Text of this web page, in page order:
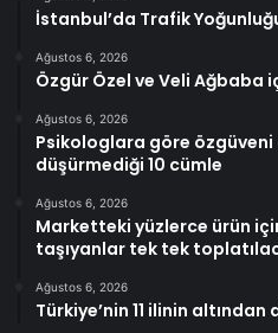
İstanbul’da Trafik
Ağustos 6, 2026
Özgür Özel ve Veli Ağbaba
Ağustos 6, 2026
Psikologlara göre özgüveni
düşürmediği 10 cümle
Ağustos 6, 2026
Marketteki yüzlerce ürün
taşıyanlar tek tek
Ağustos 6, 2026
Türkiye’nin 11 ilinin altından